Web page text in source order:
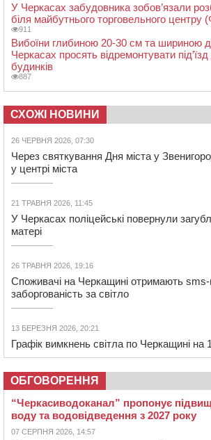
У Черкасах забудовника зобов’язали
біля майбутнього торговельного
911
Вибоїни глибиною 20-30 см та шириною
Черкасах просять відремонтувати
будинків
887
СХОЖІ НОВИНИ
26 ЧЕРВНЯ 2026, 07:30
Через святкування Дня міста у
у центрі міста
21 ТРАВНЯ 2026, 11:45
У Черкасах поліцейські повернули
матері
26 ТРАВНЯ 2026, 19:16
Споживачі на Черкащині отримають
заборгованість за світло
13 БЕРЕЗНЯ 2026, 20:21
Графік вимкнень світла по Черкащині на
ОБГОВОРЕННЯ
“Черкасиводоканал” пропонує
воду та водовідведення з 2027 року
07 СЕРПНЯ 2026, 14:57